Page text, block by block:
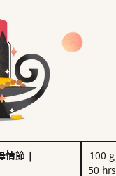
情節
100 g
50 hrs